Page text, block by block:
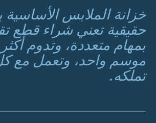
خزانة الملابس الأساسية
حقيقية تعني شراء قطع
بمهام متعددة، وتدوم
موسم واحد، وتعمل مع
تملكه.